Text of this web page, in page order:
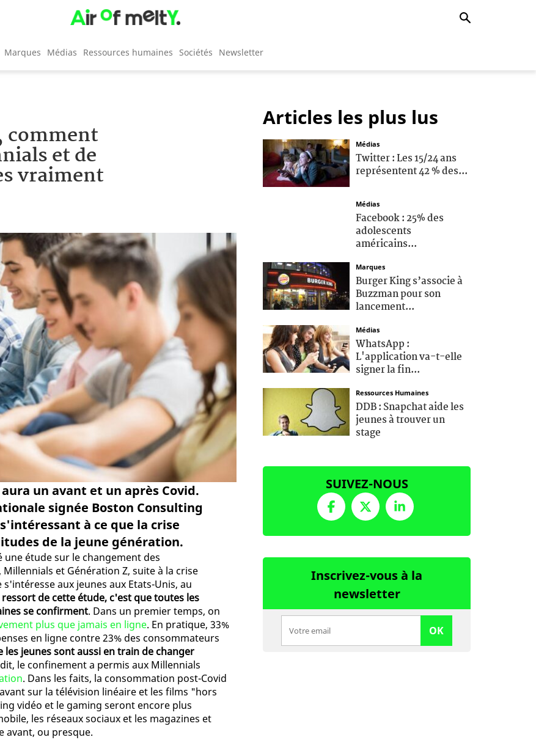
Marques Médias Ressources humaines Sociétés Newsletter
comment
et de
vraiment
un avant et un après Covid.
signée Boston Consulting
à ce que la crise
de la jeune génération.
étude sur le changement des
et Génération Z, suite à la crise
aux jeunes aux Etats-Unis, au
ressort de cette étude, c'est que toutes les
se confirment. Dans un premier temps, on
plus que jamais en ligne. En pratique, 33%
en ligne contre 23% des consommateurs
jeunes sont aussi en train de changer
le confinement a permis aux Millennials
. Dans les faits, la consommation post-Covid
sur la télévision linéaire et les films "hors
vidéo et le gaming seront encore plus
les réseaux sociaux et les magazines et
avant, ou presque.
Articles les plus lus
Médias
Twitter : Les 15/24 ans
représentent 42 % des...
Médias
Facebook : 25% des
adolescents
américains...
Marques
Burger King s’associe à
Buzzman pour son
lancement...
Médias
WhatsApp :
L'application va-t-elle
signer la fin...
Ressources Humaines
DDB : Snapchat aide les
jeunes à trouver un
stage
SUIVEZ-NOUS
Inscrivez-vous à la
newsletter
OK